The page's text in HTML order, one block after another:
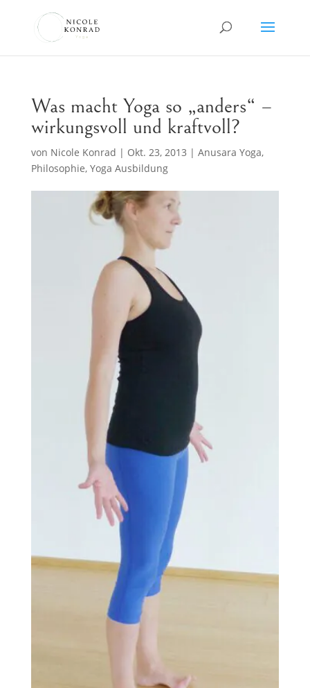
Was macht Yoga so „anders“ –
wirkungsvoll und kraftvoll?
von Nicole Konrad | Okt. 23, 2013 | Anusara Yoga,
Philosophie, Yoga Ausbildung